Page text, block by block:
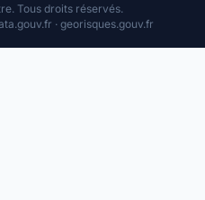
Tous droits réservés.
· georisques.gouv.fr